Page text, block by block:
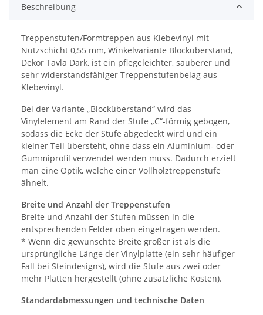
Beschreibung
Treppenstufen/Formtreppen aus Klebevinyl mit
Nutzschicht 0,55 mm, Winkelvariante Blocküberstand,
Dekor Tavla Dark, ist ein pflegeleichter, sauberer und
sehr widerstandsfähiger Treppenstufenbelag aus
Klebevinyl.
Bei der Variante „Blocküberstand“ wird das
Vinylelement am Rand der Stufe „C“-förmig gebogen,
sodass die Ecke der Stufe abgedeckt wird und ein
kleiner Teil übersteht, ohne dass ein Aluminium- oder
Gummiprofil verwendet werden muss. Dadurch erzielt
man eine Optik, welche einer Vollholztreppenstufe
ähnelt.
Breite und Anzahl der Treppenstufen
Breite und Anzahl der Stufen müssen in die
entsprechenden Felder oben eingetragen werden.
* Wenn die gewünschte Breite größer ist als die
ursprüngliche Länge der Vinylplatte (ein sehr häufiger
Fall bei Steindesigns), wird die Stufe aus zwei oder
mehr Platten hergestellt (ohne zusätzliche Kosten).
Standardabmessungen und technische Daten